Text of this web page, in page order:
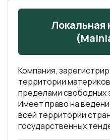
Локальная
Компания,
территории
пределами свободных
Имеет право на
всей территории
государственных